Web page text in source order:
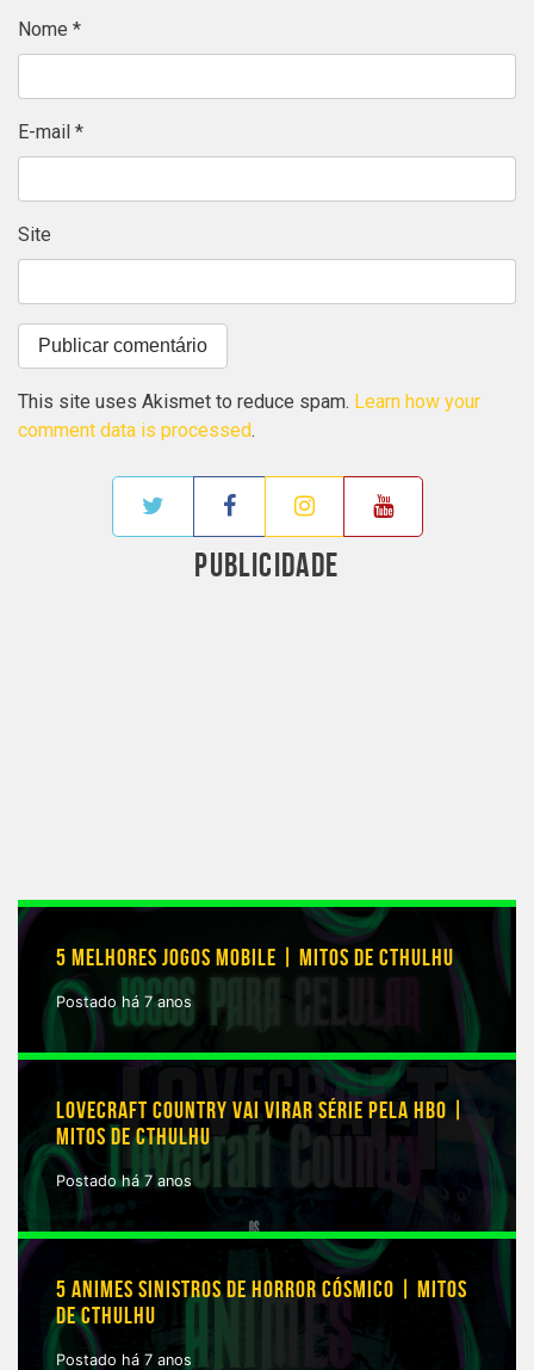
Nome *
E-mail *
Site
This site uses Akismet to reduce spam. Learn how your
comment data is processed.
PUBLICIDADE
5 MELHORES JOGOS MOBILE | MITOS DE CTHULHU
Postado há 7 anos
LOVECRAFT COUNTRY VAI VIRAR SÉRIE PELA HBO |
MITOS DE CTHULHU
Postado há 7 anos
5 ANIMES SINISTROS DE HORROR CÓSMICO | MITOS
DE CTHULHU
Postado há 7 anos